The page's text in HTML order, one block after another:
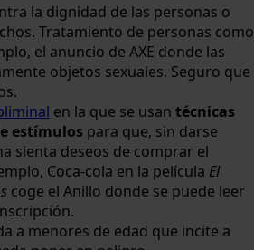
la dignidad de las personas o
Tratamiento de personas como
el anuncio de AXE donde las
objetos sexuales. Seguro que
en la que se usan técnicas
estímulos para que, sin darse
sienta deseos de comprar el
Coca-cola en la película El
coge el Anillo donde se puede leer
a menores de edad que incite a